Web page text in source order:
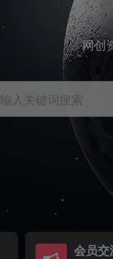
网创
输入关键词搜索
会员交